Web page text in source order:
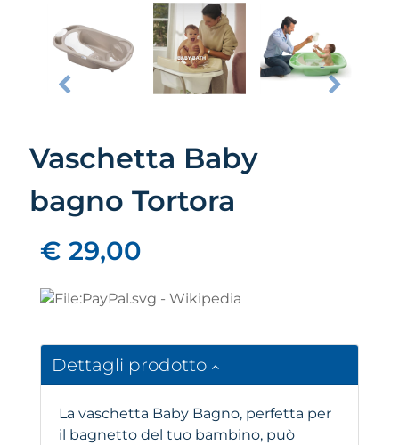
Vaschetta Baby
bagno Tortora
€ 29,00
Dettagli prodotto
La vaschetta Baby Bagno, perfetta per
il bagnetto del tuo bambino, può